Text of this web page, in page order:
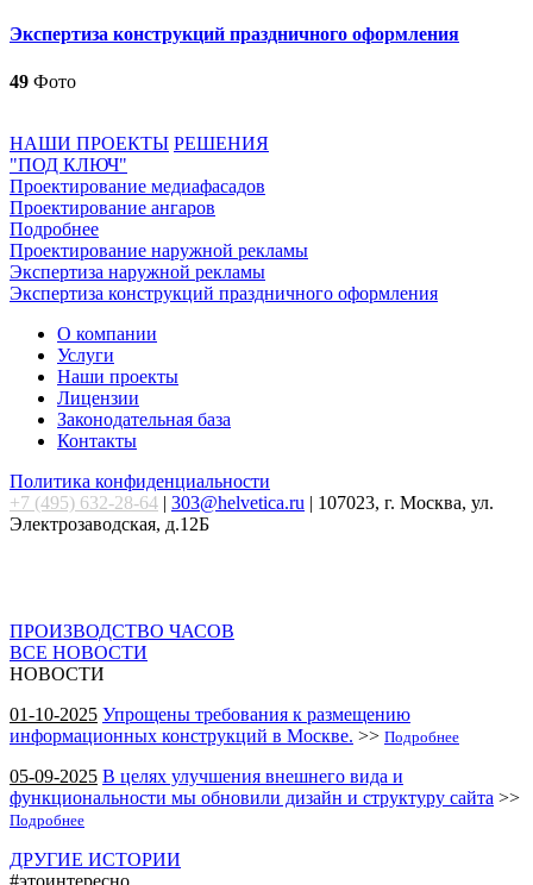
Экспертиза конструкций праздничного оформления
49 Фото
НАШИ ПРОЕКТЫ РЕШЕНИЯ
"ПОД КЛЮЧ"
Проектирование медиафасадов
Проектирование ангаров
Подробнее
Проектирование наружной рекламы
Экспертиза наружной рекламы
Экспертиза конструкций праздничного оформления
О компании
Услуги
Наши проекты
Лицензии
Законодательная база
Контакты
Политика конфиденциальности
+7 (495) 632-28-64 | 303@helvetica.ru | 107023, г. Москва, ул.
Электрозаводская, д.12Б
ПРОИЗВОДСТВО ЧАСОВ
ВСЕ НОВОСТИ
НОВОСТИ
01-10-2025 Упрощены требования к размещению
информационных конструкций в Москве. >> Подробнее
05-09-2025 В целях улучшения внешнего вида и
функциональности мы обновили дизайн и структуру сайта >>
Подробнее
ДРУГИЕ ИСТОРИИ
#этоинтересно